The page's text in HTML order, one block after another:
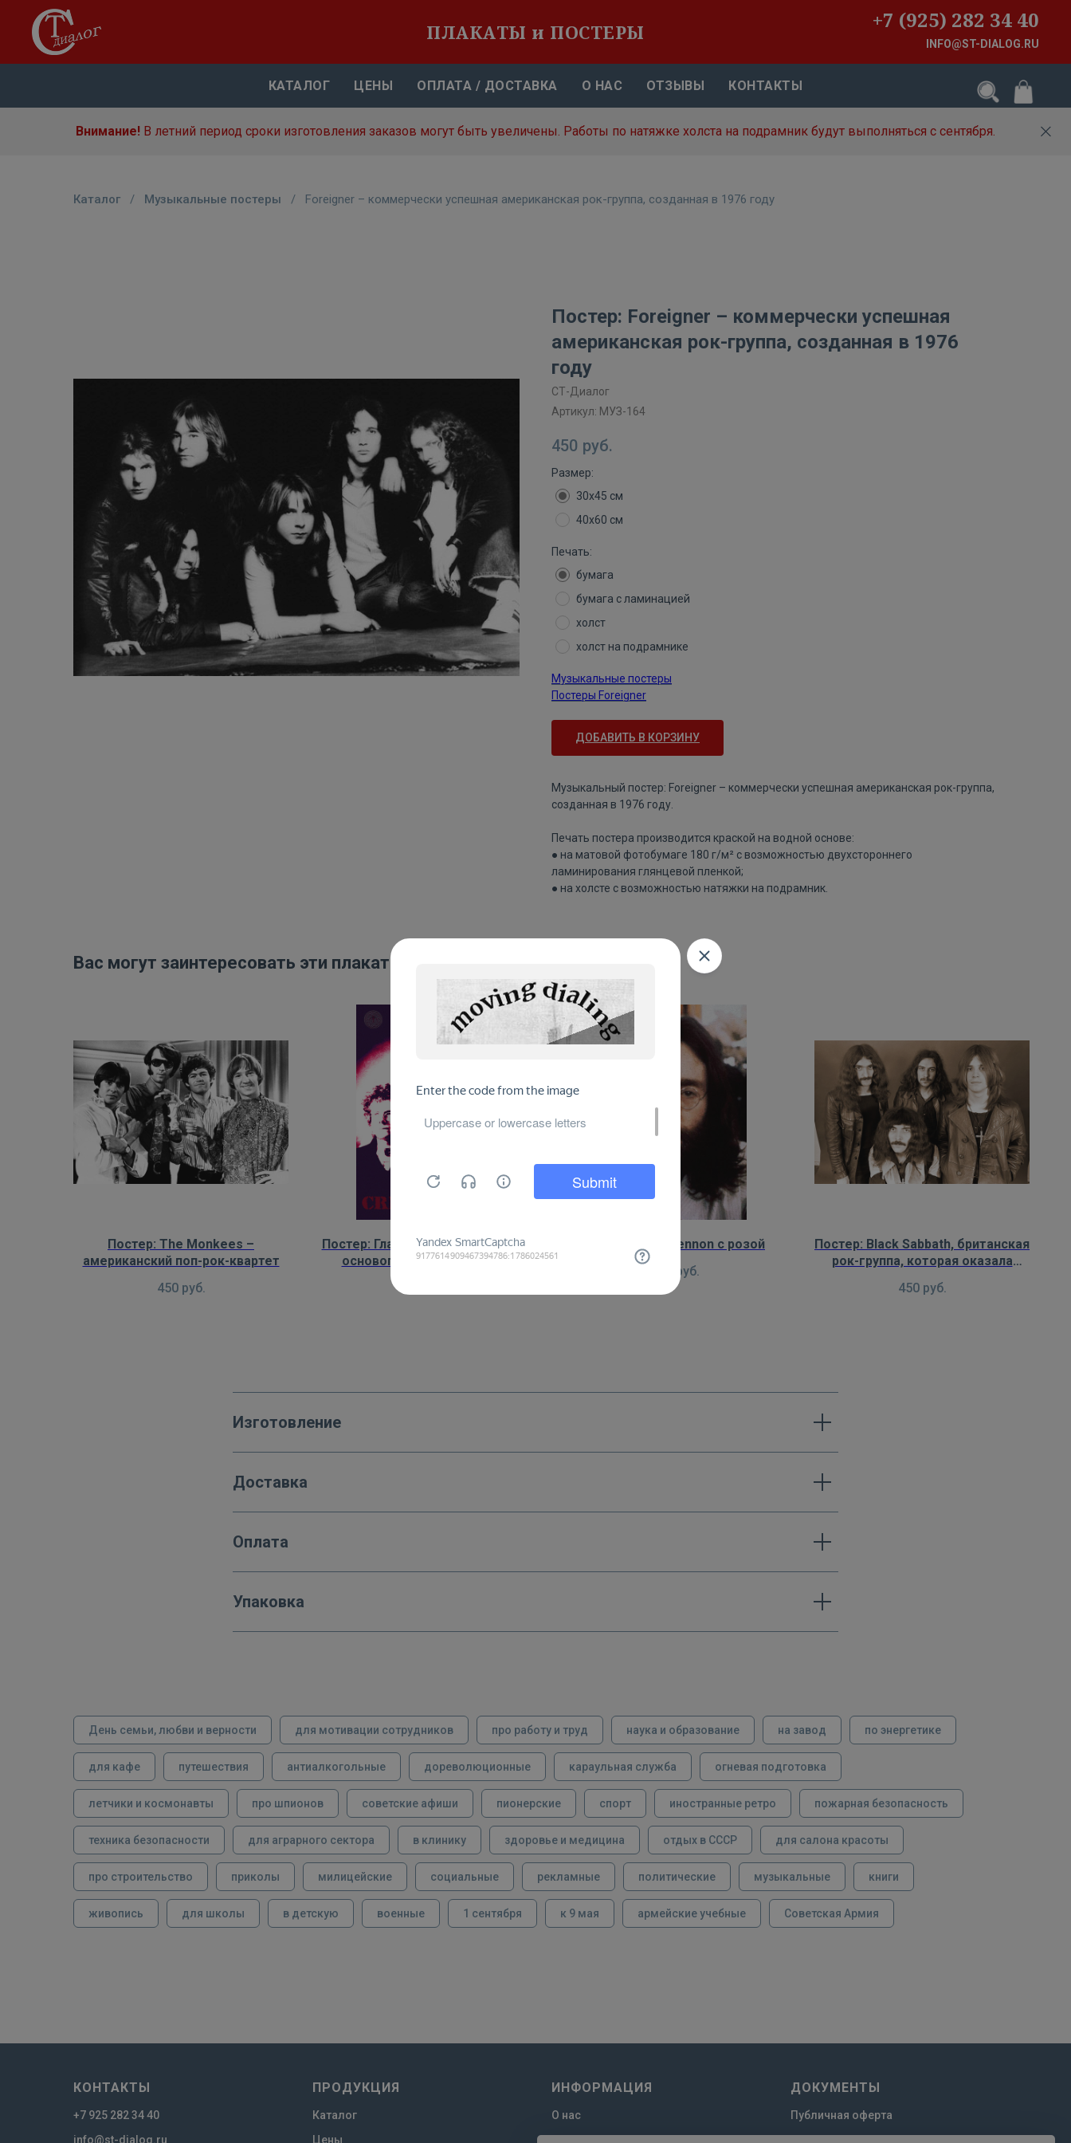
ПЛАКАТЫ и ПОСТЕРЫ +7 (925) 282 34 40
INFO@ST-DIALOG.RU
КАТАЛОГ ЦЕНЫ ОПЛАТА / ДОСТАВКА О НАС ОТЗЫВЫ КОНТАКТЫ
Внимание! В летний период сроки изготовления заказов могут быть увеличены. Работы по натяжке холста на подрамник будут выполняться с сентября.
Каталог / Музыкальные постеры / Foreigner – коммерчески успешная американская рок-группа, созданная в 1976 году
Постер: Foreigner – коммерчески успешная
американская рок-группа, созданная в 1976
году
СТ-Диалог
Артикул: МУЗ-164
450 руб.
Размер:
30х45 см
40х60 см
Печать:
бумага
бумага с ламинацией
холст
холст на подрамнике
Музыкальные постеры
Постеры Foreigner
ДОБАВИТЬ В КОРЗИНУ
Музыкальный постер: Foreigner – коммерчески успешная американская рок-группа,
созданная в 1976 году.
Печать постера производится краской на водной основе:
● на матовой фотобумаге 180 г/м² с возможностью двухстороннего
ламинирования глянцевой пленкой;
● на холсте с возможностью натяжки на подрамник.
Вас могут заинтересовать эти плакаты:
Постер: Тhe Monkees –
американский поп-рок-квартет
450 руб.
Постер: Главный представитель и
основоположник мирового
прогрессива – британская группа
King Crimson
Постер: John Lennon с розой
руб.
Постер: Black Sabbath, британская
рок-группа, которая оказала
развитие рок-музыки
450 руб.
Изготовление
Доставка
Оплата
Упаковка
День семьи, любви и верности для мотивации сотрудников про работу и труд наука и образование на завод по энергетике
для кафе путешествия антиалкогольные дореволюционные караульная служба огневая подготовка
летчики и космонавты про шпионов советские афиши пионерские спорт иностранные ретро пожарная безопасность
техника безопасности для аграрного сектора в клинику здоровье и медицина отдых в СССР для салона красоты
про строительство приколы милицейские социальные рекламные политические музыкальные книги
живопись для школы в детскую военные 1 сентября к 9 мая армейские учебные Советская Армия
КОНТАКТЫ
+7 925 282 34 40
info@st-dialog.ru
ПРОДУКЦИЯ
Каталог
Цены
ИНФОРМАЦИЯ
О нас
ДОКУМЕНТЫ
Публичная оферта